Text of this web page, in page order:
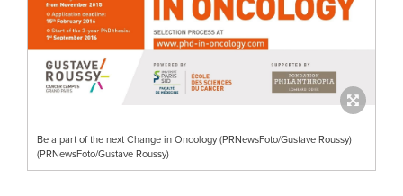
Be a part of the next Change in Oncology (PRNewsFoto/Gustave Roussy)
(PRNewsFoto/Gustave Roussy)